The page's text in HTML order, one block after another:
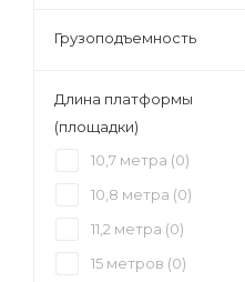
Грузоподъемность
Длина платформы
(площадки)
10,7 метра (0)
10,8 метра (0)
11,2 метра (0)
15 метров (0)